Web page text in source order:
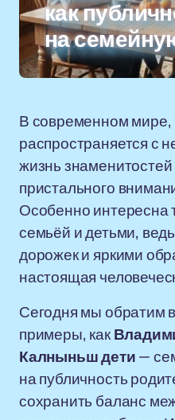
как
на
В современном
распространяется с
жизнь
пристального
Особенно интересна
семьёй и детьми,
дорожек и яркими
настоящая
Сегодня мы обратим
примеры, как
Калныньш дети—
на публичность
сохранить баланс